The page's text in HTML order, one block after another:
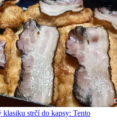
strčí do kapsy: Tento